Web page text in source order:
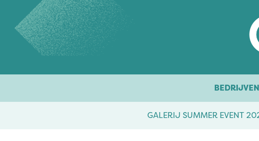
Overslaan naar inhoud
BEDRIJVEN
GALERIJ SUMMER EVENT